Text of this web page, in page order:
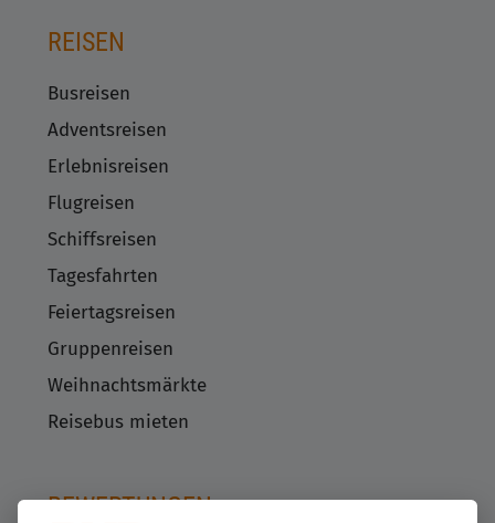
REISEN
Busreisen
Adventsreisen
Erlebnisreisen
Flugreisen
Schiffsreisen
Tagesfahrten
Feiertagsreisen
Gruppenreisen
Weihnachtsmärkte
Reisebus mieten
BEWERTUNGEN